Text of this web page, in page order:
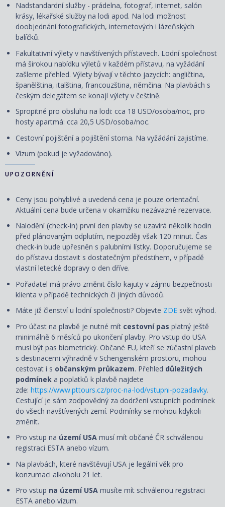
Nadstandardní služby - prádelna, fotograf, internet, salón
krásy, lékařské služby na lodi apod. Na lodi možnost
doobjednání fotografických, internetových i lázeňských
balíčků.
Fakultativní výlety v navštívených přístavech. Lodní společnost
má širokou nabídku výletů v každém přístavu, na vyžádání
zašleme přehled. Výlety bývají v těchto jazycích: angličtina,
španělština, italština, francouzština, němčina. Na plavbách s
českým delegátem se konají výlety v češtině.
Spropitné pro obsluhu na lodi: cca 18 USD/osoba/noc, pro
hosty apartmá: cca 20,5 USD/osoba/noc.
Cestovní pojištění a pojištění storna. Na vyžádání zajistíme.
Vízum (pokud je vyžadováno).
UPOZORNĚNÍ
Ceny jsou pohyblivé a uvedená cena je pouze orientační.
Aktuální cena bude určena v okamžiku nezávazné rezervace.
Nalodění (check-in) první den plavby se uzavírá několik hodin
před plánovaným odplutím, nejpozději však 120 minut. Čas
check-in bude upřesněn s palubními lístky. Doporučujeme se
do přístavu dostavit s dostatečným předstihem, v případě
vlastní letecké dopravy o den dříve.
Pořadatel má právo změnit číslo kajuty v zájmu bezpečnosti
klienta v případě technických či jiných důvodů.
Máte již členství u lodní společnosti? Objevte ZDE svět výhod.
Pro účast na plavbě je nutné mít cestovní pas platný ještě
minimálně 6 měsíců po ukončení plavby. Pro vstup do USA
musí být pas biometrický. Občané EU, kteří se zúčastní plaveb
s destinacemi výhradně v Schengenském prostoru, mohou
cestovat i s občanským průkazem. Přehled důležitých
podmínek a poplatků k plavbě najdete
zde: https://www.pttours.cz/proc-na-lod/vstupni-pozadavky.
Cestující je sám zodpovědný za dodržení vstupních podmínek
do všech navštívených zemí. Podmínky se mohou kdykoli
změnit.
Pro vstup na území USA musí mít občané ČR schválenou
registraci ESTA anebo vízum.
Na plavbách, které navštěvují USA je legální věk pro
konzumaci alkoholu 21 let.
Pro vstup na území USA musíte mít schválenou registraci
ESTA anebo vízum.